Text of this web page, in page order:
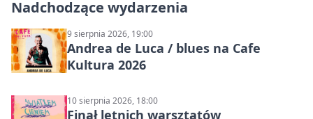
Nadchodzące wydarzenia
9 sierpnia 2026, 19:00
Andrea de Luca / blues na Cafe
Kultura 2026
10 sierpnia 2026, 18:00
Finał letnich warsztatów